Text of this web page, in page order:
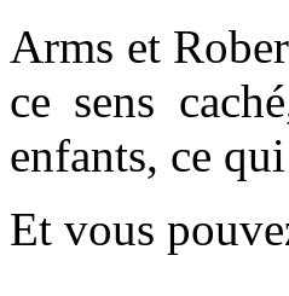
Arms et
ce sens
enfants, ce
Et vous